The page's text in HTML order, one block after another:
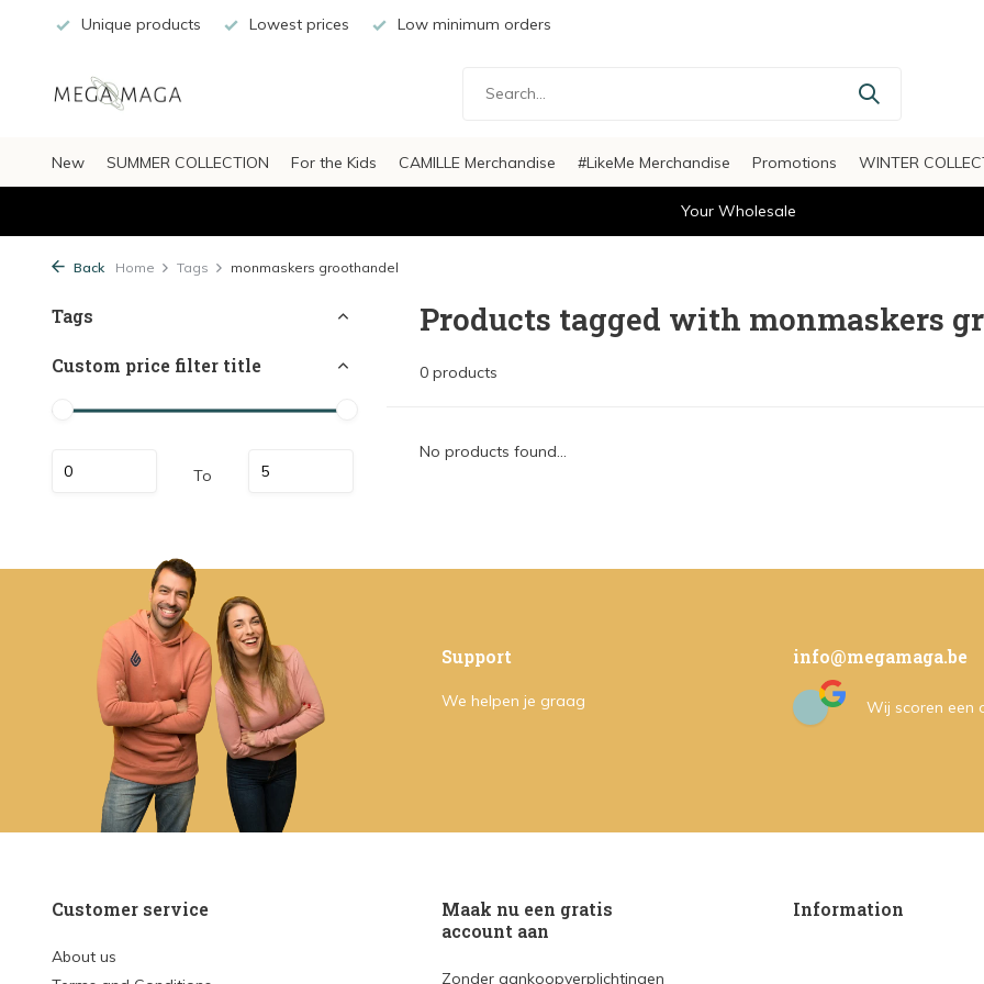
Unique products Lowest prices Low minimum orders
New SUMMER COLLECTION For the Kids CAMILLE Merchandise #LikeMe Merchandise Promotions WINTER
Your Wholesale
Back Home Tags monmaskers groothandel
Tags
Custom price filter title
To
Products tagged with monmaskers
0 products
No products found...
Support
We helpen je graag
info@megamaga.be
Wij scoren een
Customer service
About us
Maak nu een gratis
account aan
Zonder aankoopverplichtingen
Information